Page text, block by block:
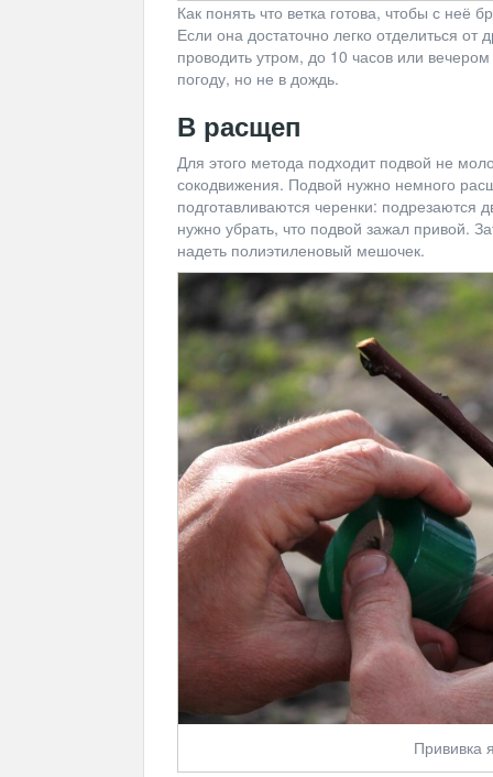
Как понять что ветка готова, чтобы с неё
Если она достаточно легко отделиться
проводить утром, до 10 часов или
погоду, но не в дождь.
В расщеп
Для этого метода подходит подвой не
сокодвижения. Подвой нужно немного
подготавливаются черенки: подрезаются
нужно убрать, что подвой зажал привой.
надеть полиэтиленовый мешочек.
Прививка